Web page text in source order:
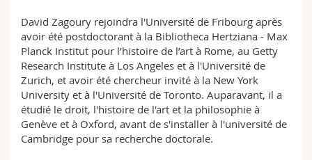
David Zagoury rejoindra l'Université de Fribourg après
avoir été postdoctorant à la Bibliotheca Hertziana - Max
Planck Institut pour l’histoire de l’art à Rome, au Getty
Research Institute à Los Angeles et à l'Université de
Zurich, et avoir été chercheur invité à la New York
University et à l'Université de Toronto. Auparavant, il a
étudié le droit, l'histoire de l'art et la philosophie à
Genève et à Oxford, avant de s'installer à l'université de
Cambridge pour sa recherche doctorale.